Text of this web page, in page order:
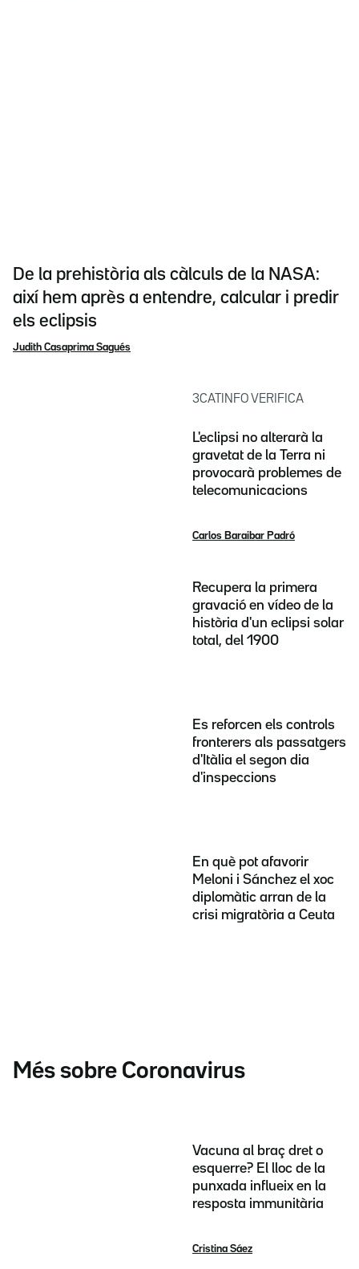
De la prehistòria als càlculs de la NASA:
així hem après a entendre, calcular i predir
els eclipsis
Judith Casaprima Sagués
3CATINFO VERIFICA
L'eclipsi no alterarà la
gravetat de la Terra ni
provocarà problemes de
telecomunicacions
Carlos Baraibar Padró
Recupera la primera
gravació en vídeo de la
història d'un eclipsi solar
total, del 1900
Es reforcen els controls
fronterers als passatgers
d'Itàlia el segon dia
d'inspeccions
En què pot afavorir
Meloni i Sánchez el xoc
diplomàtic arran de la
crisi migratòria a Ceuta
Més sobre Coronavirus
Vacuna al braç dret o
esquerre? El lloc de la
punxada influeix en la
resposta immunitària
Cristina Sáez